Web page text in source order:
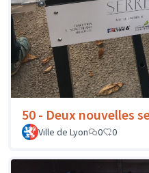
50 - Deux nouvelles
Ville de Lyon
0 0